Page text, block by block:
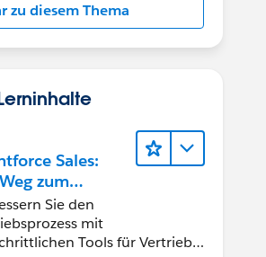
zu diesem Thema
Sales:
zum
Sie den
mit
Tools für Vertrieb